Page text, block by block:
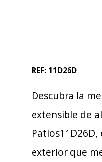
REF: 11D26D
Descubra la
extensible de
exterior que